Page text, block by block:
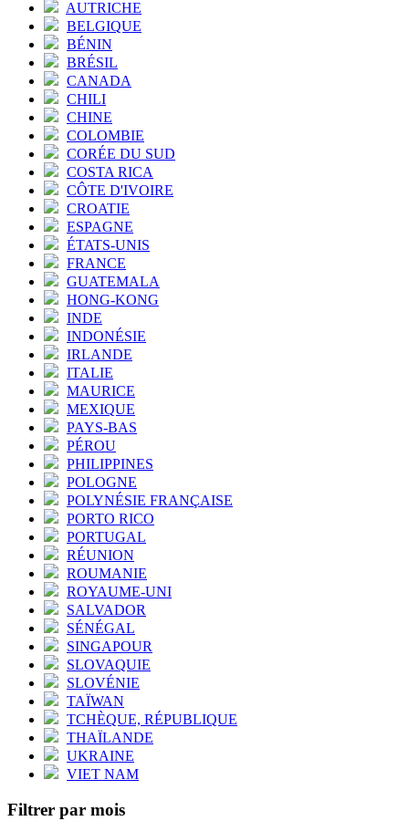
AUTRICHE
BELGIQUE
BÉNIN
BRÉSIL
CANADA
CHILI
CHINE
COLOMBIE
CORÉE DU SUD
COSTA RICA
CÔTE D'IVOIRE
CROATIE
ESPAGNE
ÉTATS-UNIS
FRANCE
GUATEMALA
HONG-KONG
INDE
INDONÉSIE
IRLANDE
ITALIE
MAURICE
MEXIQUE
PAYS-BAS
PÉROU
PHILIPPINES
POLOGNE
POLYNÉSIE FRANÇAISE
PORTO RICO
PORTUGAL
RÉUNION
ROUMANIE
ROYAUME-UNI
SALVADOR
SÉNÉGAL
SINGAPOUR
SLOVAQUIE
SLOVÉNIE
TAÏWAN
TCHÈQUE, RÉPUBLIQUE
THAÏLANDE
UKRAINE
VIET NAM
Filtrer par mois